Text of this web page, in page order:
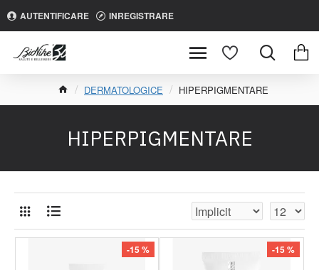
AUTENTIFICARE INREGISTRARE
DERMATOLOGICE HIPERPIGMENTARE
HIPERPIGMENTARE
-15 % -15 %